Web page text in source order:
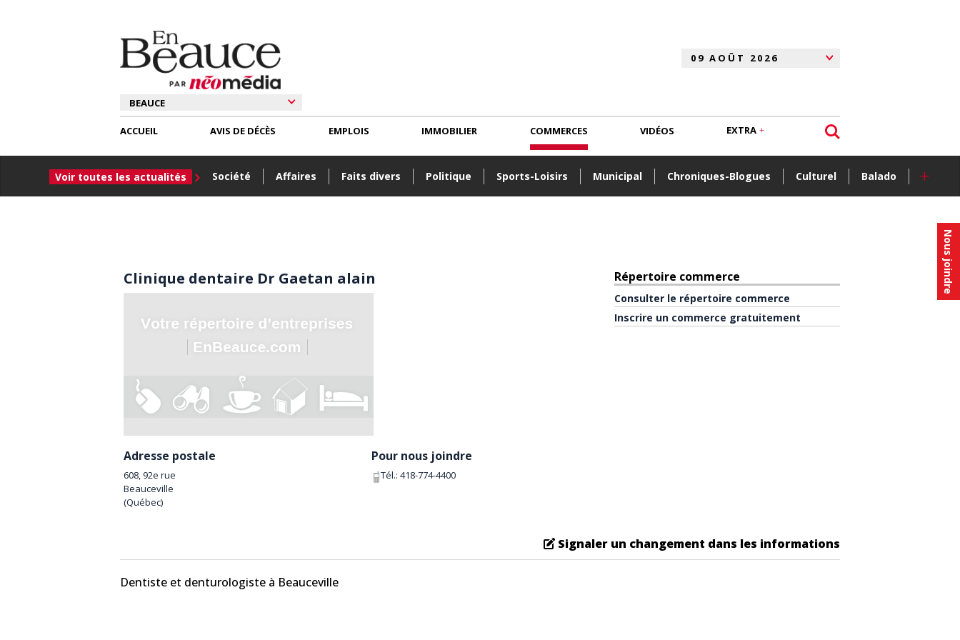
Nous joindre
ACCUEIL
Voir toutes les actualités Société Affaires Faits divers Politique Sports-Loisirs Municipal Chroniques-Blogues Culturel Balado +
AVIS DE DÉCÈS EMPLOIS IMMOBILIER COMMERCES VIDÉOS EXTRA
Clinique dentaire Dr Gaetan alain
Adresse postale
608, 92e rue
Beauceville
(Québec)
Pour nous joindre
Tél.: 418-774-4400
Répertoire commerce
Consulter le répertoire commerce
Inscrire un commerce gratuitement
Signaler un changement dans les informations
Dentiste et denturologiste à Beauceville